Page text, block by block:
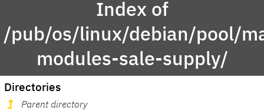
Index of
/pub/os/linux/debian/pool/
modules-sale-supply/
Directories
Parent directory